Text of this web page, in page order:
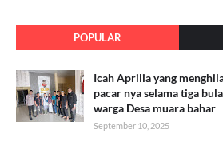
POPULAR
Icah Aprilia yang
pacar nya selama tiga
warga Desa muara bahar
September 10, 2025